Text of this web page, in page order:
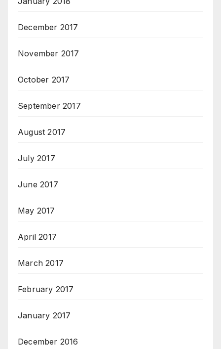
December 2017
November 2017
October 2017
September 2017
August 2017
July 2017
June 2017
May 2017
April 2017
March 2017
February 2017
January 2017
December 2016